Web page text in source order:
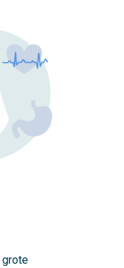
grote